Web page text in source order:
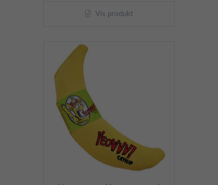
Vis produkt